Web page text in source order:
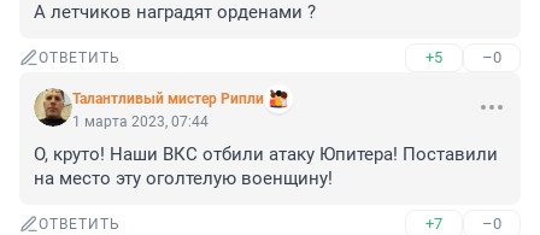
А летчиков наградят орденами ?
ОТВЕТИТЬ +5 –0
Талантливый мистер Рипли
1 марта 2023, 07:44
О, круто! Наши ВКС отбили атаку Юпитера! Поставили
на место эту оголтелую военщину!
ОТВЕТИТЬ +7 –0